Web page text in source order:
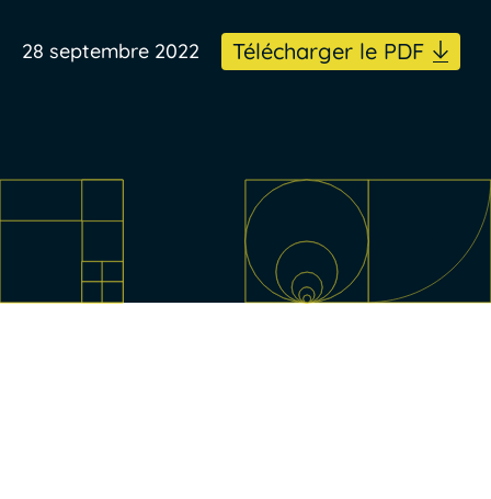
28 septembre 2022 Télécharger le PDF